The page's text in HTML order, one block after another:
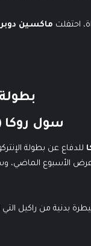
احتفلت ماكسين
بطولة
سول روكا
للدفاع عن بطولة
عرض الأسبوع الماضي،
بدنية من راكيل